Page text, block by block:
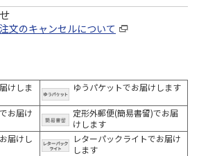
注文のキャンセルについて
けしま
ゆうパケットでお届けします
お届け
定形外郵便(簡易書留)でお届
けします
届けし
レターパックライトでお届け
します